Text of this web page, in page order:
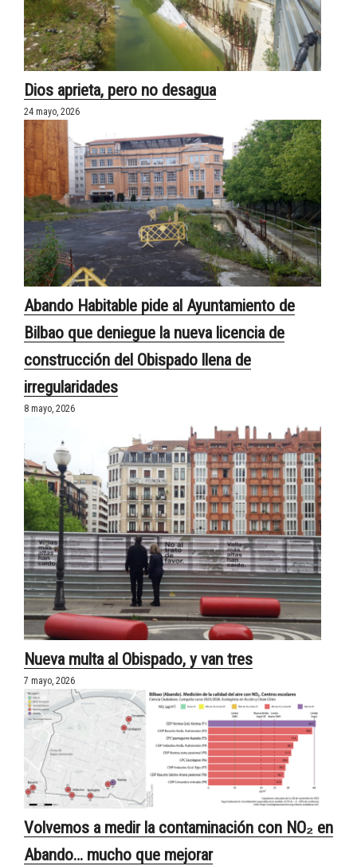
Dios aprieta, pero no desagua
24 mayo, 2026
Abando Habitable pide al Ayuntamiento de
Bilbao que deniegue la nueva licencia de
construcción del Obispado llena de
irregularidades
8 mayo, 2026
Nueva multa al Obispado, y van tres
7 mayo, 2026
Volvemos a medir la contaminación con NO₂ en
Abando… mucho que mejorar